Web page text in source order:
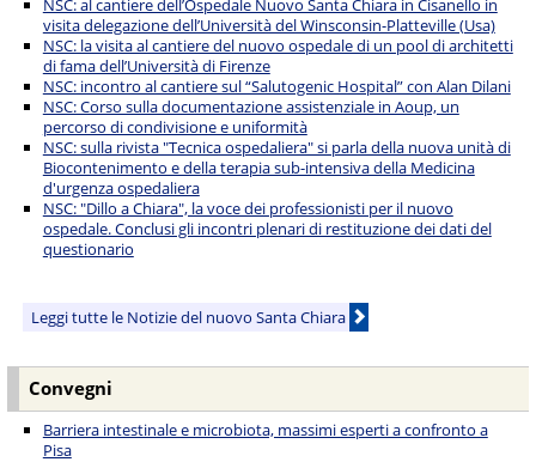
NSC: al cantiere dell’Ospedale Nuovo Santa Chiara in Cisanello in
visita delegazione dell’Università del Winsconsin-Platteville (Usa)
NSC: la visita al cantiere del nuovo ospedale di un pool di architetti
di fama dell’Università di Firenze
NSC: incontro al cantiere sul “Salutogenic Hospital” con Alan Dilani
NSC: Corso sulla documentazione assistenziale in Aoup, un
percorso di condivisione e uniformità
NSC: sulla rivista "Tecnica ospedaliera" si parla della nuova unità di
Biocontenimento e della terapia sub-intensiva della Medicina
d'urgenza ospedaliera
NSC: "Dillo a Chiara", la voce dei professionisti per il nuovo
ospedale. Conclusi gli incontri plenari di restituzione dei dati del
questionario
Leggi tutte le Notizie del nuovo Santa Chiara
Convegni
Barriera intestinale e microbiota, massimi esperti a confronto a
Pisa